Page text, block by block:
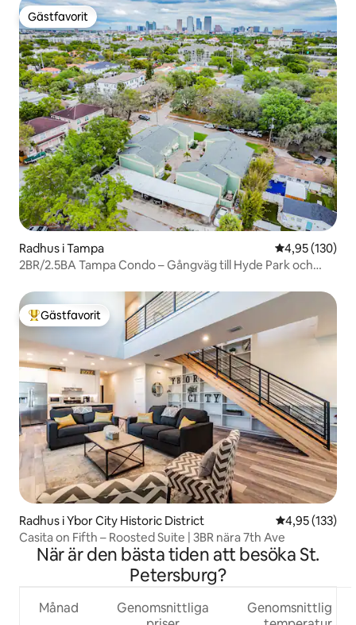
Gästfavorit
Gästfavorit
Radhus i Tampa 4,95 av 5 i
4,95 (130)
2BR/2.5BA Tampa Condo – Gångväg till Hyde Park och
Populär gästfavorit
Gästfavorit
Radhus i Ybor City Historic District 4,95 av 5 i
4,95 (133)
Casita on Fifth – Roosted Suite | 3BR nära 7th Ave
När är den bästa tiden att besöka St.
Petersburg?
Månad
Genomsnittliga
Genomsnittlig